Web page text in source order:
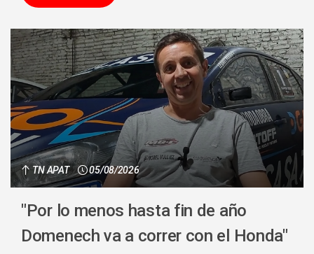
TN APAT 05/08/2026
"Por lo menos hasta fin de año
Domenech va a correr con el Honda"